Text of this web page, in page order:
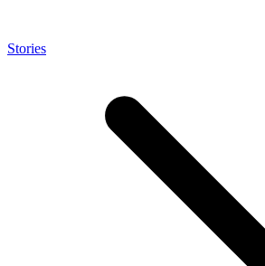
Stories